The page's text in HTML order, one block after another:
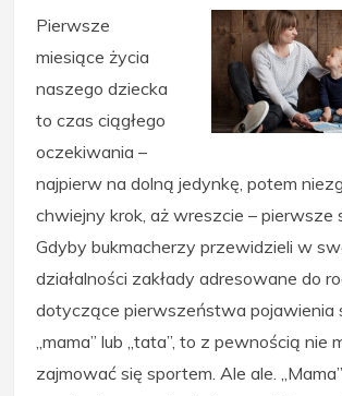
Pierwsze
miesiące życia
naszego dziecka
to czas ciągłego
oczekiwania –
najpierw na dolną jedynkę, potem
chwiejny krok, aż wreszcie – pierwsze
Gdyby bukmacherzy przewidzieli w
działalności zakłady adresowane do
dotyczące pierwszeństwa pojawienia
„mama” lub „tata”, to z pewnością nie
zajmować się sportem. Ale ale.